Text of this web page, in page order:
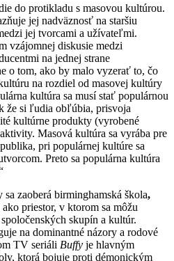
do protikladu s masovou kultúrou.
jej nadväznosť na staršiu
jej tvorcami a užívateľmi.
vzájomnej diskusie medzi
na jednej strane
o tom, ako by malo vyzerať to, čo
na rozdiel od masovej kultúry
kultúra sa musí stať populárnou
že si ľudia obľúbia, prisvoja
kultúrne produkty (vyrobené
Masová kultúra sa vyrába pre
pri populárnej kultúre sa
Preto sa populárna kultúra
zaoberá birminghamská škola,
priestor, v ktorom sa môžu
skupín a kultúr.
na dominantné názory a rodové
TV seriáli Buffy je hlavným
ktorá bojuje proti démonickým